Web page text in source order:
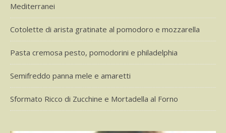
Mediterranei
Cotolette di arista gratinate al pomodoro e mozzarella
Pasta cremosa pesto, pomodorini e philadelphia
Semifreddo panna mele e amaretti
Sformato Ricco di Zucchine e Mortadella al Forno